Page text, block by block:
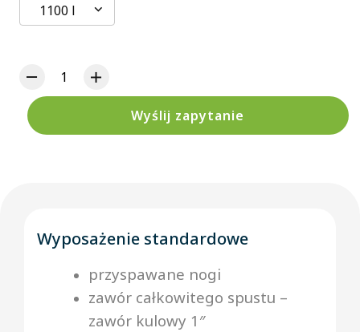
1100 l
Wyślij zapytanie
Wyposażenie standardowe
przyspawane nogi
zawór całkowitego spustu –
zawór kulowy 1″